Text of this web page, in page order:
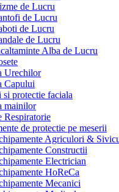
de Lucru
de Lucru
de Lucru
de Lucru
Alba de Lucru
Urechilor
Capului
si protectie faciala
mainilor
Respiratorie
de protectie pe meserii
Agriculori &
Constructii
Electrician
HoReCa
Mecanici